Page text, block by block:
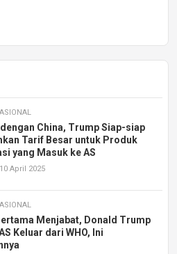
dengan China, Trump Siap-siap
Tarif Besar untuk Produk
yang Masuk ke AS
April 2025
Menjabat, Donald Trump
Keluar dari WHO, Ini